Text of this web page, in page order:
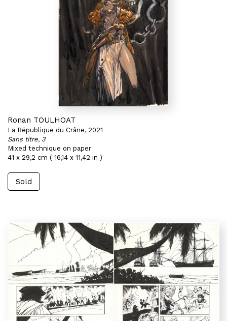
Ronan TOULHOAT
La République du Crâne, 2021
Sans titre, 3
Mixed technique on paper
41 x 29,2 cm ( 16,14 x 11,42 in )
Sold